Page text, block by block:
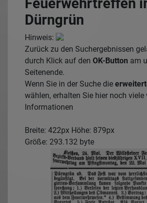
Dürngrün
Hinweis:
Zurück zu den Suchergebnissen
durch Klick auf den OK-Button am
Seitenende.
Wenn Sie in der Suche die
wählen, erhalten Sie hier noch viele
Informationen
Breite: 422px Höhe: 879px
Größe: 293.132 byte